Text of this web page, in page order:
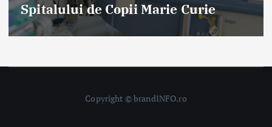
Marie Curie
frumuseții
Copyright © brandINFO.ro